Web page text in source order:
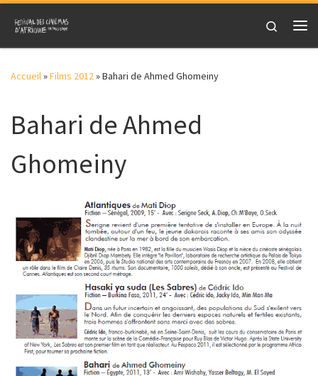
Skip to content
Search
Accueil»Films 2012»Bahari de Ahmed Ghomeiny
Bahari de Ahmed
Ghomeiny